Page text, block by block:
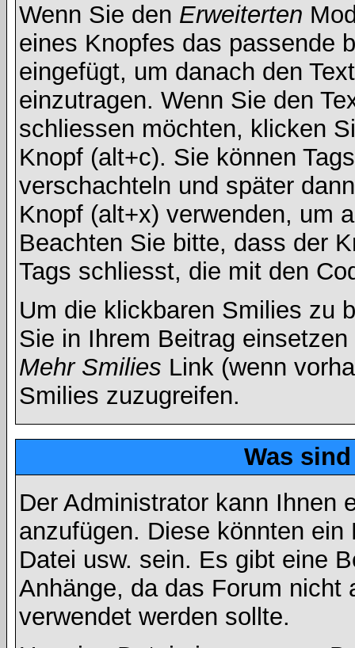
Wenn Sie den Erweiterten
eines Knopfes das passende
eingefügt, um danach den
einzutragen. Wenn Sie den
schliessen möchten, klicken
Knopf (alt+c). Sie können
verschachteln und später
Knopf (alt+x) verwenden, um
Beachten Sie bitte, dass der
Tags schliesst, die mit den
Um die klickbaren Smilies zu
Sie in Ihrem Beitrag
Mehr Smilies Link (wenn
Smilies zuzugreifen.
Was
Der Administrator kann Ihnen
anzufügen. Diese könnten
Datei usw. sein. Es gibt eine
Anhänge, da das Forum nicht
verwendet werden sollte.